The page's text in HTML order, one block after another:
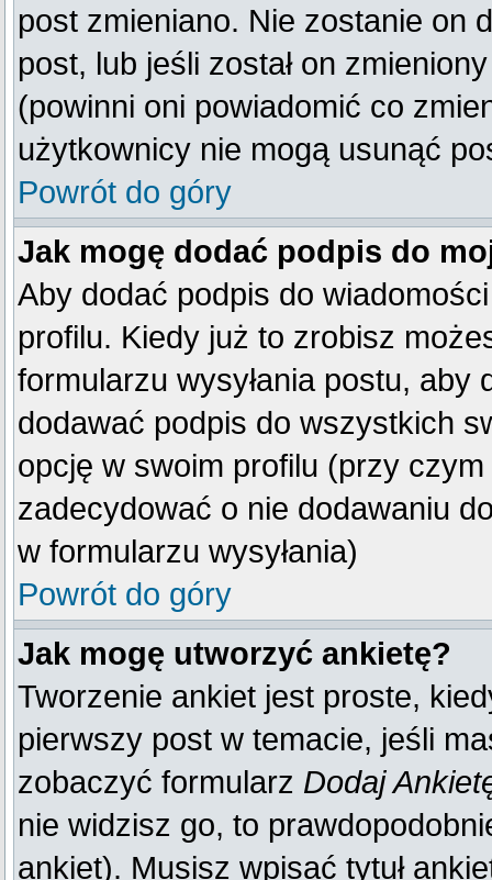
post zmieniano. Nie zostanie on
post, lub jeśli został on
(powinni oni powiadomić co
użytkownicy nie mogą usunąć
Powrót do góry
Jak mogę dodać podpis do
Aby dodać podpis do
profilu. Kiedy już to zrobisz
formularzu wysyłania postu,
dodawać podpis do wszystkich
opcję w swoim profilu (przy
zadecydować o nie dodawaniu
w formularzu wysyłania)
Powrót do góry
Jak mogę utworzyć ankietę?
Tworzenie ankiet jest proste,
pierwszy post w temacie, jeśli
zobaczyć formularz Dodaj
nie widzisz go, to
ankiet). Musisz wpisać tytuł